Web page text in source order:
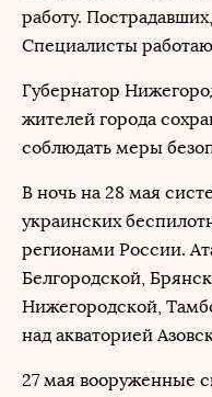
работу.
Специалисты
Губернатор
жителей города
соблюдать меры
В ночь на 28 мая
украинских
регионами России.
Белгородской,
Нижегородской,
над акваторией
27 мая вооруженные